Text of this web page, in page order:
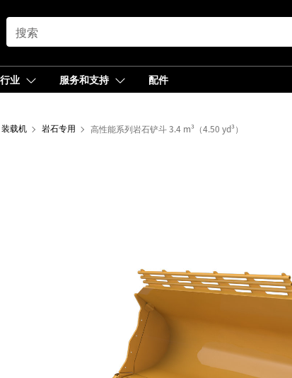
SEARCH
行业 服务和支持 配件
载机 岩石专用 高性能系列岩石铲斗 3.4 m³（4.50 yd³）